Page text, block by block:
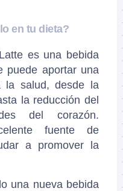
en tu dieta?
es una bebida
puede aportar una
la salud, desde la
la reducción del
del corazón.
fuente de
a promover la
una nueva bebida